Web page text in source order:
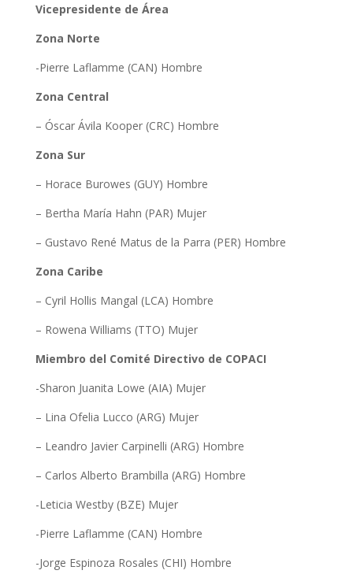
Vicepresidente de Área
Zona Norte
-Pierre Laflamme (CAN) Hombre
Zona Central
– Óscar Ávila Kooper (CRC) Hombre
Zona Sur
– Horace Burowes (GUY) Hombre
– Bertha María Hahn (PAR) Mujer
– Gustavo René Matus de la Parra (PER) Hombre
Zona Caribe
– Cyril Hollis Mangal (LCA) Hombre
– Rowena Williams (TTO) Mujer
Miembro del Comité Directivo de COPACI
-Sharon Juanita Lowe (AIA) Mujer
– Lina Ofelia Lucco (ARG) Mujer
– Leandro Javier Carpinelli (ARG) Hombre
– Carlos Alberto Brambilla (ARG) Hombre
-Leticia Westby (BZE) Mujer
-Pierre Laflamme (CAN) Hombre
-Jorge Espinoza Rosales (CHI) Hombre